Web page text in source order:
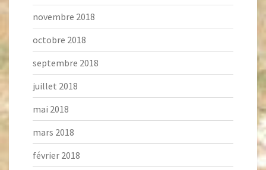
novembre 2018
octobre 2018
septembre 2018
juillet 2018
mai 2018
mars 2018
février 2018